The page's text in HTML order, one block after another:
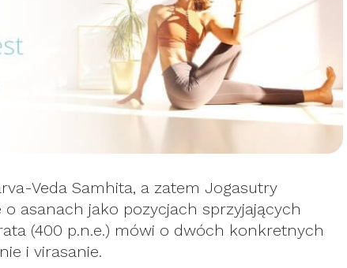
Veda Samhita, a zatem Jogasutry
asanach jako pozycjach sprzyjających
(400 p.n.e.) mówi o dwóch konkretnych
i virasanie.